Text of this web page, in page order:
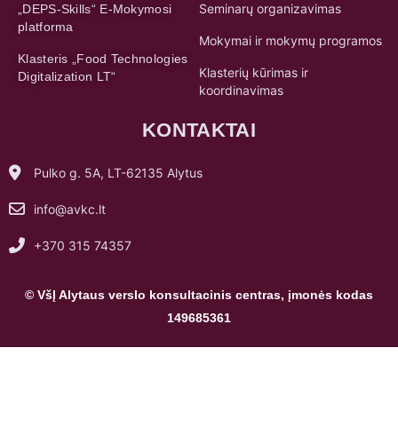
„DEPS-Skills“ E-Mokymosi
platforma
Klasteris „Food Technologies
Digitalization LT“
Seminarų organizavimas
Mokymai ir mokymų programos
Klasterių kūrimas ir
koordinavimas
KONTAKTAI
Pulko g. 5A, LT-62135 Alytus
info@avkc.lt
+370 315 74357
© VšĮ Alytaus verslo konsultacinis centras, įmonės kodas
149685361